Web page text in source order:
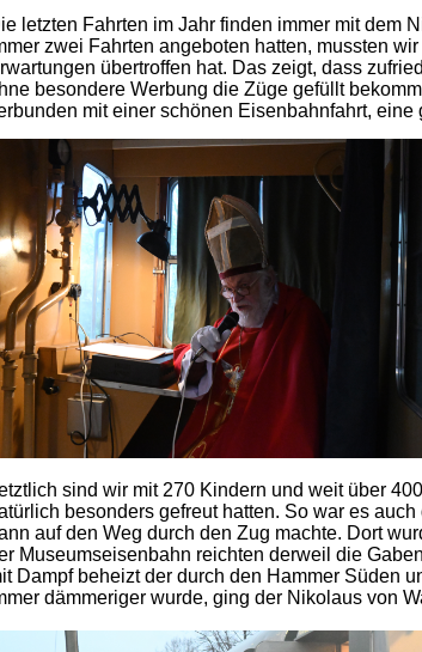
letzten Fahrten im Jahr finden immer mit dem
zwei Fahrten angeboten hatten, mussten
übertroffen hat. Das zeigt, dass
besondere Werbung die Züge gefüllt
mit einer schönen Eisenbahnfahrt, eine
sind wir mit 270 Kindern und weit über
besonders gefreut hatten. So war es
auf den Weg durch den Zug machte. Dort
Museumseisenbahn reichten derweil die
Dampf beheizt der durch den Hammer Süden
dämmeriger wurde, ging der Nikolaus von